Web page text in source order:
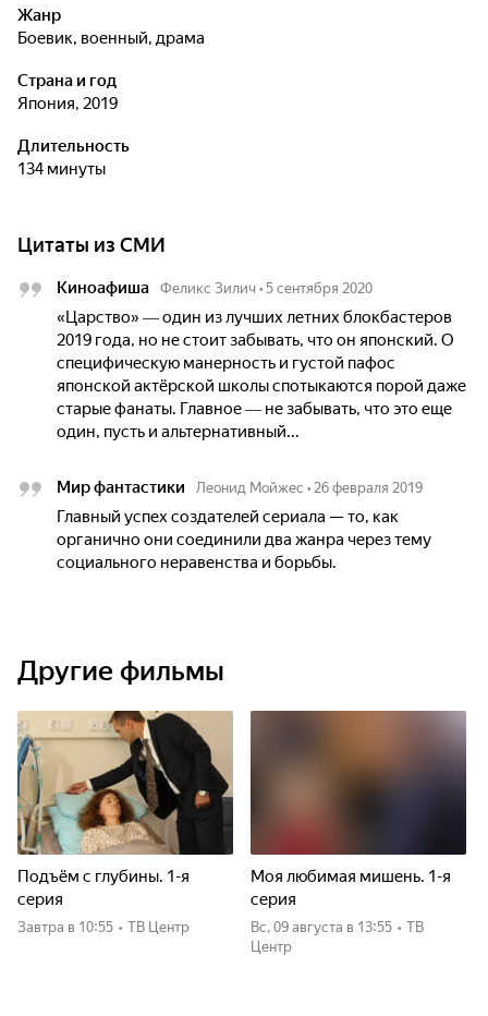
Жанр
боевик, военный, драма
Страна и год
Япония, 2019
Длительность
134 минуты
Цитаты из СМИ
Киноафиша Феликс Зилич • 5 сентября 2020
«Царство» ― один из лучших летних блокбастеров
2019 года, но не стоит забывать, что он японский. О
специфическую манерность и густой пафос
японской актёрской школы спотыкаются порой даже
старые фанаты. Главное ― не забывать, что это еще
один, пусть и альтернативный...
Мир фантастики Леонид Мойжес • 26 февраля 2019
Главный успех создателей сериала — то, как
органично они соединили два жанра через тему
социального неравенства и борьбы.
Другие фильмы
Подъём с глубины. 1-я
серия
Завтра в 10:55 • ТВ Центр
Моя любимая мишень. 1-я
серия
вс, 09 августа в 13:55 • ТВ
Центр